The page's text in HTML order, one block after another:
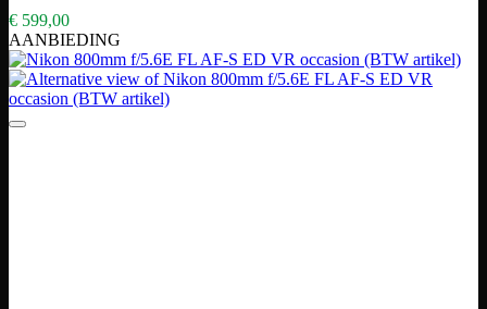
€ 599,00
AANBIEDING